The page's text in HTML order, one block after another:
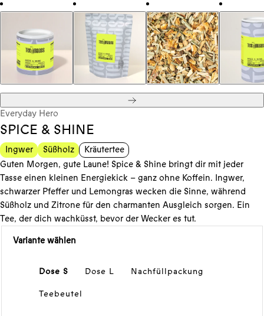
Everyday Hero
SPICE & SHINE
Ingwer Süßholz
Kräutertee
Guten Morgen, gute Laune! Spice & Shine bringt dir mit jeder
Tasse einen kleinen Energiekick – ganz ohne Koffein. Ingwer,
schwarzer Pfeffer und Lemongras wecken die Sinne, während
Süßholz und Zitrone für den charmanten Ausgleich sorgen. Ein
Tee, der dich wachküsst, bevor der Wecker es tut.
Variante wählen
Dose S Dose L
Nachfüllpackung
Teebeutel